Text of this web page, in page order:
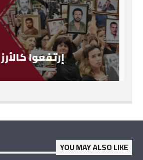
إرتفعوا كالأرز
YOU MAY ALSO LIKE